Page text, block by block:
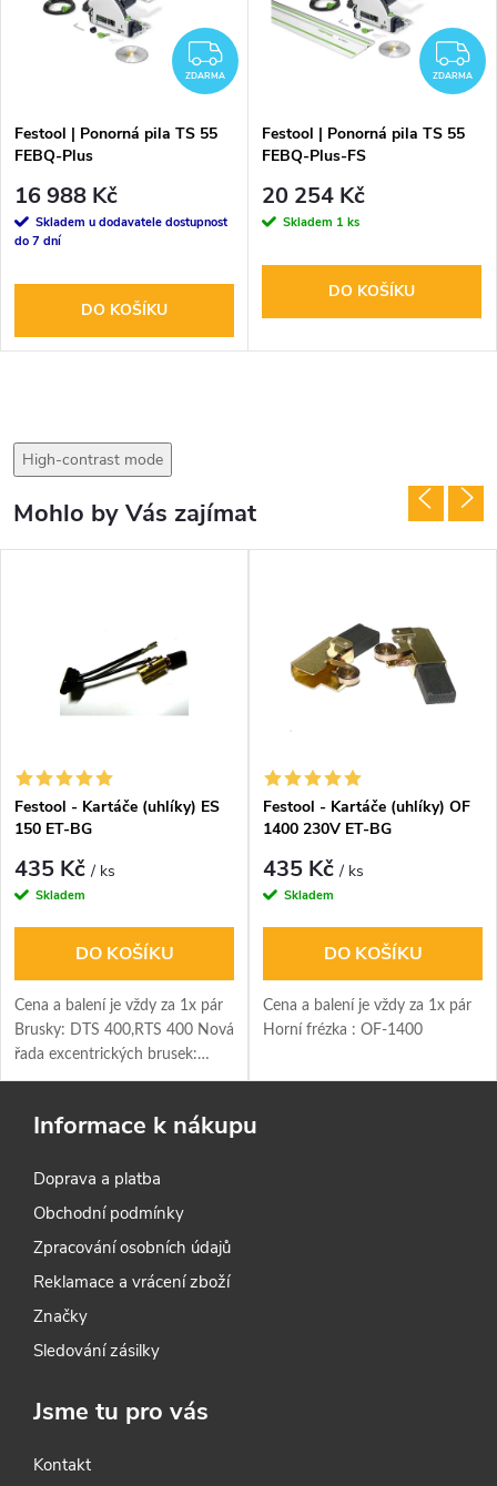
ZDARMA
ZDARMA
Festool | Ponorná pila TS 55
FEBQ-Plus
16 988 Kč
Skladem u dodavatele dostupnost
do 7 dní
DO KOŠÍKU
ZDARMA
Festool | Ponorná pila TS 55
FEBQ-Plus-FS
20 254 Kč
Skladem 1 ks
DO KOŠÍKU
High-contrast mode
Mohlo by Vás zajímat
Festool - Kartáče (uhlíky) ES
150 ET-BG
435 Kč/ ks
Skladem
DO KOŠÍKU
Cena a balení je vždy za 1x pár
Brusky: DTS 400,RTS 400 Nová
řada excentrických brusek:
ETS150/3EQ, ETS-150/5EQ
Festool - Kartáče (uhlíky) OF
1400 230V ET-BG
435 Kč/ ks
Skladem
DO KOŠÍKU
Cena a balení je vždy za 1x pár
Horní frézka : OF-1400
Informace k nákupu
Doprava a platba
Obchodní podmínky
Zpracování osobních údajů
Reklamace a vrácení zboží
Značky
Sledování zásilky
Jsme tu pro vás
Kontakt